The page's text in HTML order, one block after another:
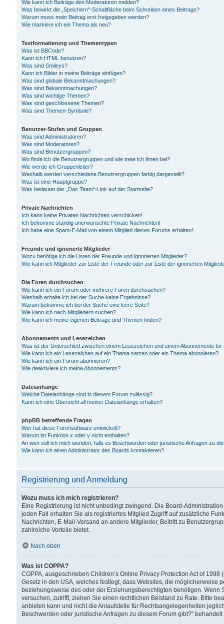
Wie kann ich Beiträge den Moderatoren melden?
Was bewirkt die „Speichern“-Schaltfläche beim Schreiben eines Beitrags?
Warum muss mein Beitrag erst freigegeben werden?
Wie markiere ich ein Thema als neu?
Textformatierung und Thementypen
Was ist BBCode?
Kann ich HTML benutzen?
Was sind Smileys?
Kann ich Bilder in meine Beiträge einfügen?
Was sind globale Bekanntmachungen?
Was sind Bekanntmachungen?
Was sind wichtige Themen?
Was sind geschlossene Themen?
Was sind Themen-Symbole?
Benutzer-Stufen und Gruppen
Was sind Administratoren?
Was sind Moderatoren?
Was sind Benutzergruppen?
Wo finde ich die Benutzergruppen und wie trete ich ihnen bei?
Wie werde ich Gruppenleiter?
Weshalb werden verschiedene Benutzergruppen farbig dargestellt?
Was ist eine Hauptgruppe?
Was bedeutet der „Das Team“-Link auf der Startseite?
Private Nachrichten
Ich kann keine Privaten Nachrichten verschicken!
Ich bekomme ständig unerwünschte Private Nachrichten!
Ich habe eine Spam-E-Mail von einem Mitglied dieses Forums erhalten!
Freunde und ignorierte Mitglieder
Wozu benötige ich die Listen der Freunde und ignorierten Mitglieder?
Wie kann ich Mitglieder zur Liste der Freunde oder zur Liste der ignorierten
Die Foren durchsuchen
Wie kann ich ein Forum oder mehrere Foren durchsuchen?
Weshalb erhalte ich bei der Suche keine Ergebnisse?
Warum bekomme ich bei der Suche eine leere Seite?
Wie kann ich nach Mitgliedern suchen?
Wie kann ich meine eigenen Beiträge und Themen finden?
Abonnements und Lesezeichen
Was ist der Unterschied zwischen einem Lesezeichen und einem Abonnements
Wie kann ich ein Lesezeichen auf ein Thema setzen oder ein Thema abonnieren?
Wie kann ich ein Forum abonnieren?
Wie deaktiviere ich meine Abonnements?
Dateianhänge
Welche Dateianhänge sind in diesem Forum zulässig?
Kann ich eine Übersicht all meiner Dateianhänge erhalten?
phpBB betreffende Fragen
Wer hat diese Forensoftware entwickelt?
Warum ist Funktion x oder y nicht enthalten?
An wen soll ich mich wenden, falls es Beschwerden oder juristische Anfragen zu
Wie kann ich einen Administrator des Boards kontaktieren?
Registrierung und Anmeldung
Wozu muss ich mich registrieren?
Eine Registrierung ist nicht unbedingt zwingend. Die Board-
jeden Fall erhalten Sie als registriertes Mitglied Zugriff auf zusätzliche
Nachrichten, E-Mail-Versand an andere Mitglieder, Beitritt zu
zahlreiche Vorteile bietet.
Nach oben
Was ist COPPA?
COPPA, ausgeschrieben Children’s Online Privacy Protection Act of
Gesetz in den USA, welches festlegt, dass Websites, die
beziehungsweise des oder der Erziehungsberechtigten benötigen.
versuchen, zutrifft, ziehen Sie einen rechtlichen Beistand zu Rate. Bitte
anbieten kann und nicht die Anlaufstelle für Rechtsangelegenheiten
Beschwerden oder juristische Anfragen zu diesem Forum gibt?“